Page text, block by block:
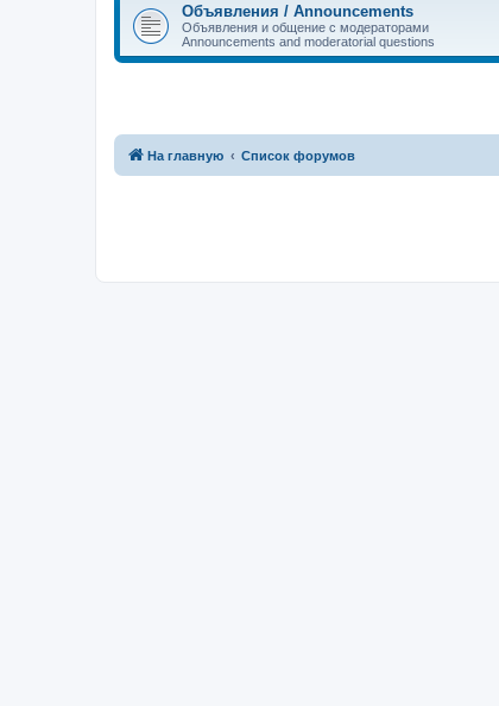
Объявления / Announcements
Объявления и общение с модераторами
Announcements and moderatorial questions
На главную Список форумов